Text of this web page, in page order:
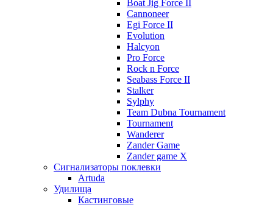
Boat Jig Force II
Cannoneer
Egi Force II
Evolution
Halcyon
Pro Force
Rock n Force
Seabass Force II
Stalker
Sylphy
Team Dubna Tournament
Tournament
Wanderer
Zander Game
Zander game X
Сигнализаторы поклевки
Artuda
Удилища
Кастинговые